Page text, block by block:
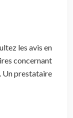
les avis en
concernant
Un prestataire